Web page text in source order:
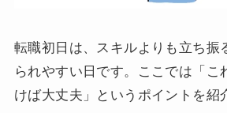
転職初日は、スキルよりも立ち振
られやすい日です。ここでは「こ
けば大丈夫」というポイントを紹